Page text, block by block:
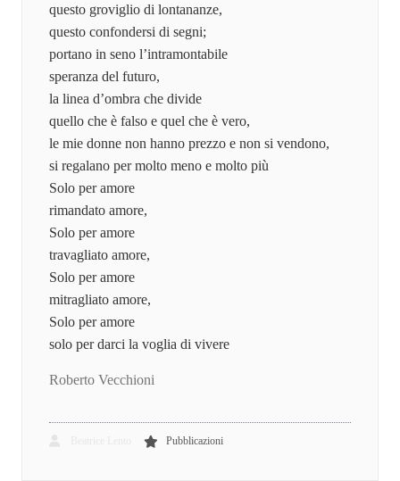
questo groviglio di lontananze,
questo confondersi di segni;
portano in seno l’intramontabile
speranza del futuro,
la linea d’ombra che divide
quello che è falso e quel che è vero,
le mie donne non hanno prezzo e non si vendono,
si regalano per molto meno e molto più
Solo per amore
rimandato amore,
Solo per amore
travagliato amore,
Solo per amore
mitragliato amore,
Solo per amore
solo per darci la voglia di vivere
Roberto Vecchioni
Pubblicazioni